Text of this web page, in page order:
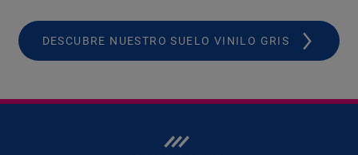
DESCUBRE NUESTRO SUELO VINILO GRIS